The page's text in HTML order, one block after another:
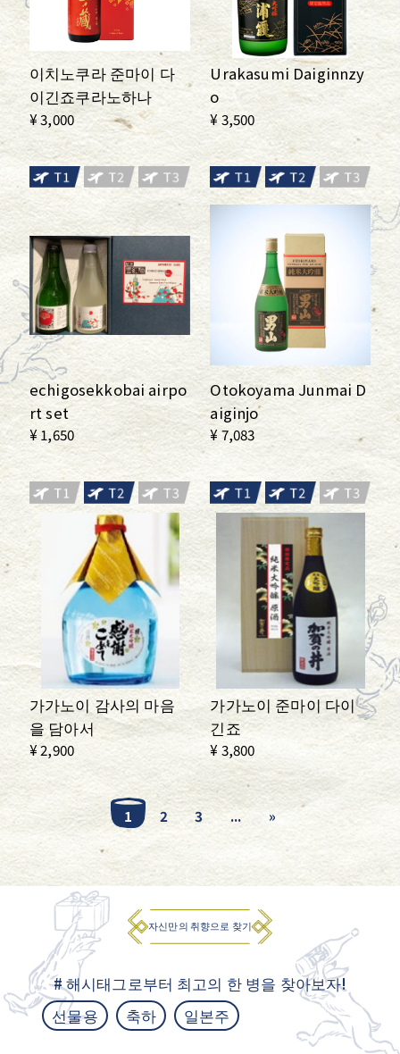
이치노쿠라 준마이 다
이긴죠쿠라노하나
¥ 3,000
Urakasumi Daiginnzy
o
¥ 3,500
echigosekkobai airpo
rt set
¥ 1,650
Otokoyama Junmai D
aiginjo
¥ 7,083
가가노이 감사의 마음
을 담아서
¥ 2,900
가가노이 준마이 다이
긴죠
¥ 3,800
1 2 3 ... »
자신만의 취향으로 찾기
# 해시태그로부터 최고의 한 병을 찾아보자!
선물용
축하 일본주